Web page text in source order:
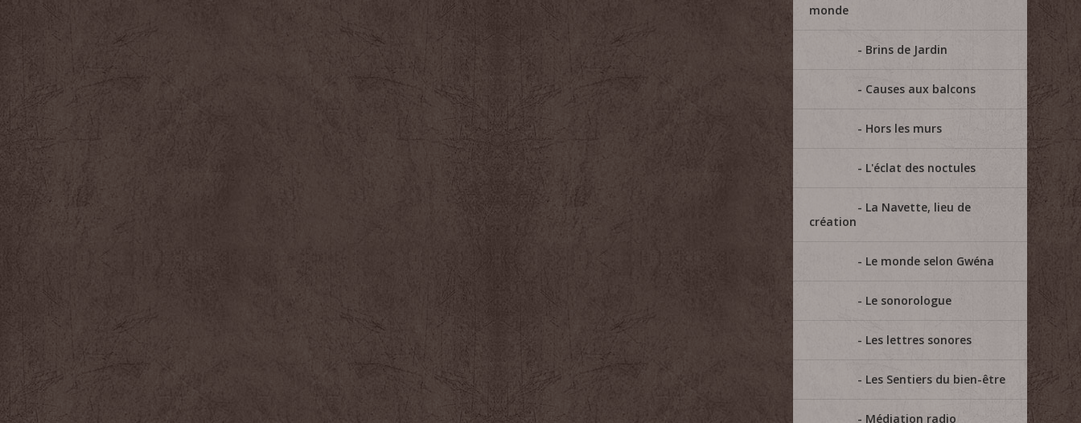
monde
Brins de Jardin
Causes aux balcons
Hors les murs
L'éclat des noctules
La Navette, lieu de
création
Le monde selon Gwéna
Le sonorologue
Les lettres sonores
Les Sentiers du bien-être
Médiation radio